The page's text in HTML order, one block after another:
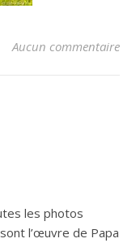
Aucun commentaire
les photos
l’œuvre de Papa